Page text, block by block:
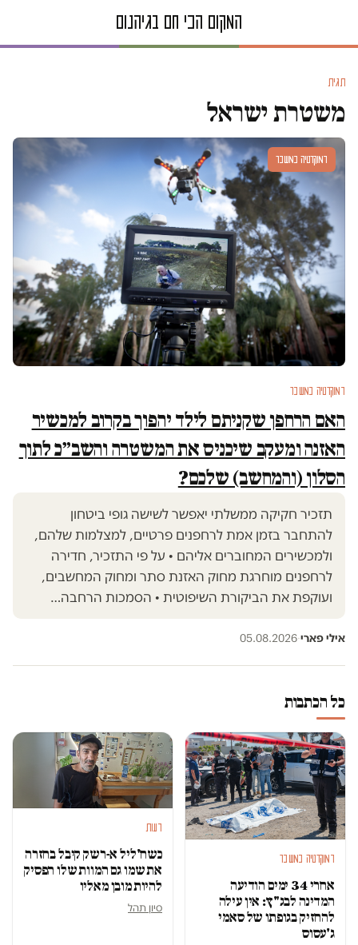
תגית
משטרת ישראל
דמוקרטיה במשבר
דמוקרטיה במשבר
האם הרחפן שקניתם לילד יהפוך בקרוב למכשיר
האזנה ומעקב שיכניס את המשטרה והשב״כ לתוך
הסלון (והמחשב) שלכם?
תזכיר חקיקה ממשלתי יאפשר לשישה גופי ביטחון
להתחבר בזמן אמת לרחפנים פרטיים, למצלמות שלהם,
ולמכשירים המחוברים אליהם • על פי התזכיר, חדירה
לרחפנים מוחרגת מחוק האזנת סתר ומחוק המחשבים,
ועוקפת את הביקורת השיפוטית • הסמכות הרחבה…
אילי פארי·
05.08.2026
כל הכתבות
דמוקרטיה במשבר
אחרי 34 ימים הודיעה
המדינה לבג"ץ: אין עילה
להחזיק בגופתו של סאמי
ג'עסוס
דעות
כשח'ליל א-רשק קיבל בחזרה
את שמו גם המוות שלו הפסיק
להיות מובן מאליו
סיון תהל